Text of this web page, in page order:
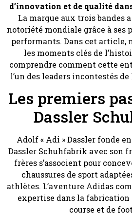
d’innovation et de qualité
La marque aux trois bandes
notoriété mondiale grâce à ses
performants. Dans cet article,
les moments clés de
comprendre comment cette
l’un des leaders incontestés
Les premiers
Dassler
Adolf « Adi » Dassler fonde en
Dassler Schuhfabrik avec son
frères s’associent pour
chaussures de sport
athlètes. L’aventure Adidas
expertise dans la fabrication
course et de